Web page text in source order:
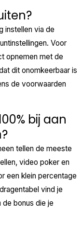
instellen via de
Voor
opnemen met de
dit onomkeerbaar is
de voorwaarden
bij aan
tellen de meeste
video poker en
een klein percentage
vind je
bonus die je